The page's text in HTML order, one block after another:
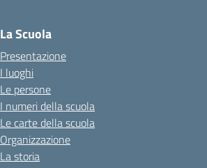
La Scuola
Presentazione
I luoghi
Le persone
I numeri della scuola
Le carte della scuola
Organizzazione
La storia